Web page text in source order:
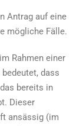
Antrag auf eine
mögliche Fälle.
Rahmen einer
dass
bereits in
Dieser
ansässig (im